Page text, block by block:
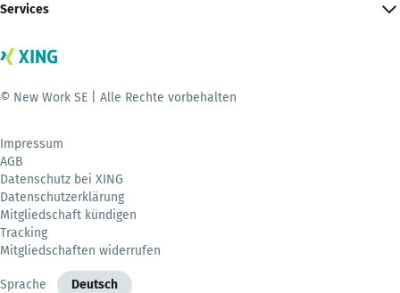
Services
© New Work SE | Alle Rechte vorbehalten
Impressum
AGB
Datenschutz bei XING
Datenschutzerklärung
Mitgliedschaft kündigen
Tracking
Mitgliedschaften widerrufen
Sprache Deutsch